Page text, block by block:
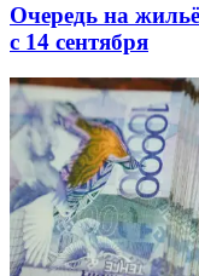
Очередь на
с 14 сентября